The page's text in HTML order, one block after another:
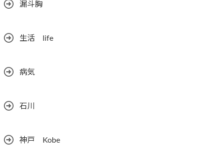
漏斗胸
生活 life
病気
石川
神戸 Kobe